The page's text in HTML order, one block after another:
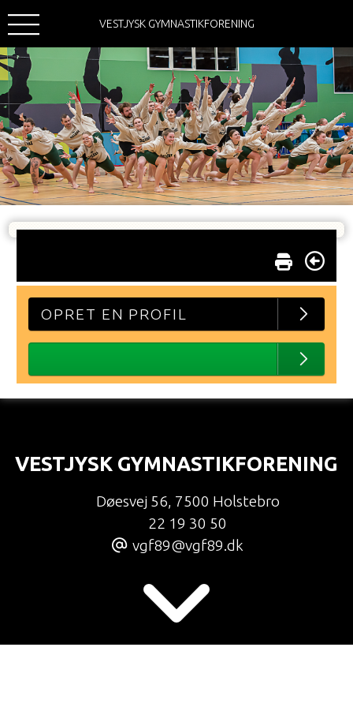
VESTJYSK GYMNASTIKFORENING
OPRET EN PROFIL
VESTJYSK GYMNASTIKFORENING
Døesvej 56, 7500 Holstebro
22 19 30 50
vgf89@vgf89.dk